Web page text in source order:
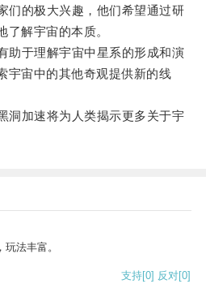
的极大兴趣，他们希望通过研
了解宇宙的本质。
于理解宇宙中星系的形成和演
宇宙中的其他奇观提供新的线
加速将为人类揭示更多关于宇
法丰富。
支持[0] 反对[0]